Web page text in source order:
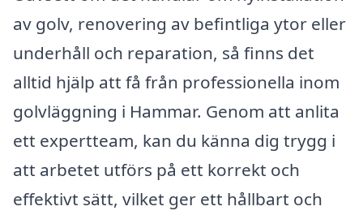
av golv, renovering av befintliga ytor eller
underhåll och reparation, så finns det
alltid hjälp att få från professionella inom
golvläggning i Hammar. Genom att anlita
ett expertteam, kan du känna dig trygg i
att arbetet utförs på ett korrekt och
effektivt sätt, vilket ger ett hållbart och